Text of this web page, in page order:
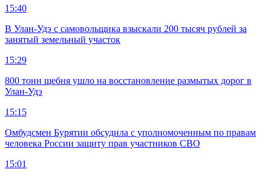
15:40
В Улан-Удэ с самовольщика взыскали 200 тысяч рублей за
занятый земельный участок
15:29
800 тонн щебня ушло на восстановление размытых дорог в
Улан-Удэ
15:15
Омбудсмен Бурятии обсудила с уполномоченным по правам
человека России защиту прав участников СВО
15:01